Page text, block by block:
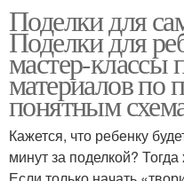
Поделки для
Поделки для
мастер-классы
материалов по
понятным
Кажется, что ребенку
минут за поделкой?